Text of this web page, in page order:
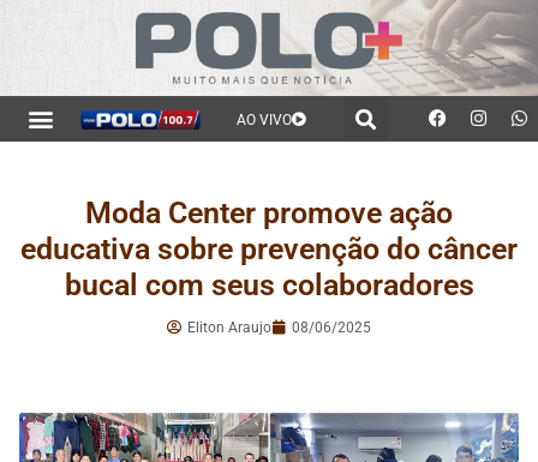
AO VIVO
Moda Center promove ação
educativa sobre prevenção do câncer
bucal com seus colaboradores
Eliton Araujo 08/06/2025